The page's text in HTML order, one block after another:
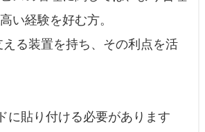
い経験を好む方。
える装置を持ち、その利点を活
に貼り付ける必要があります